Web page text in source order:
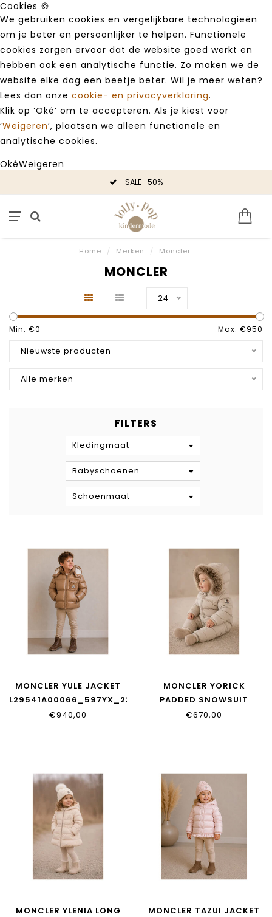
Cookies 🍪
We gebruiken cookies en vergelijkbare technologieën
om je beter en persoonlijker te helpen. Functionele
cookies zorgen ervoor dat de website goed werkt en
hebben ook een analytische functie. Zo maken we de
website elke dag een beetje beter. Wil je meer weten?
Lees dan onze cookie- en privacyverklaring.
Klik op ‘Oké’ om te accepteren. Als je kiest voor
‘Weigeren’, plaatsen we alleen functionele en
analytische cookies.
OkéWeigeren
SALE -50%
Home / Merken / Moncler
MONCLER
24
Min: €0 Max: €950
Nieuwste producten
Alle merken
FILTERS
Kledingmaat
Babyschoenen
Schoenmaat
MONCLER YULE JACKET
L29541A00066_597YX_236
€940,00
MONCLER YORICK
PADDED SNOWSUIT
L29511G00001_597YW_20N
€670,00
MONCLER YLENIA LONG
MONCLER TAZUI JACKET